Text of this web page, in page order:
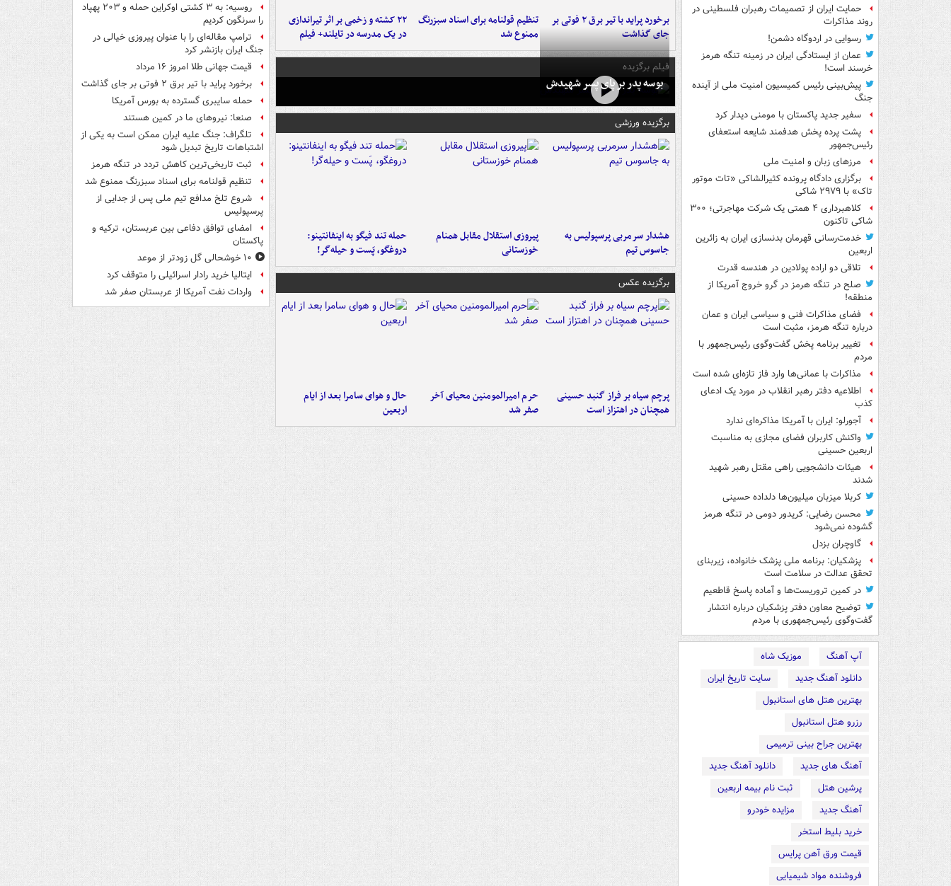
حمایت ایران از تصمیمات رهبران فلسطینی در
روند مذاکرات
رسوایی در اردوگاه دشمن!
عمان از ایستادگی ایران در زمینه تنگه هرمز
خرسند است!
پیش‌بینی رئیس کمیسیون امنیت ملی از آینده
جنگ
سفیر جدید پاکستان با مومنی دیدار کرد
پشت پرده پخش هدفمند شایعه استعفای
رئیس‌جمهور
مرزهای زبان و امنیت ملی
برگزاری دادگاه پرونده کثیرالشاکی «تات موتور
تاک» با ۲۹۷۹ شاکی
کلاهبرداری ۴ همتی یک شرکت مهاجرتی؛ ۳۰۰
شاکی تاکنون
خدمت‌رسانی قهرمان بدنسازی ایران به زائرین
اربعین
تلاقی دو اراده پولادین در هندسه قدرت
صلح در تنگه هرمز در گرو خروج آمریکا از
منطقه!
فضای مذاکرات فنی و سیاسی ایران و عمان
درباره تنگه هرمز، مثبت است
تغییر برنامه پخش گفت‌وگوی رئیس‌جمهور با
مردم
مذاکرات با عمانی‌ها وارد فاز تازه‌ای شده است
اطلاعیه دفتر رهبر انقلاب در مورد یک ادعای
کذب
آجورلو: ایران با آمریکا مذاکره‌ای ندارد
واکنش کاربران فضای مجازی به مناسبت
اربعین حسینی
هیئات دانشجویی راهی مقتل رهبر شهید
شدند
کربلا میزبان میلیون‌ها دلداده حسینی
محسن رضایی: کریدور دومی در تنگه هرمز
گشوده نمی‌شود
گاوچران بزدل
پزشکیان: برنامه ملی پزشک خانواده، زیربنای
تحقق عدالت در سلامت است
در کمین تروریست‌ها و آماده پاسخ قاطعیم
توضیح معاون دفتر پزشکیان درباره انتشار
گفت‌وگوی رئیس‌جمهوری با مردم
آپ آهنگ
موزیک شاه
دانلود آهنگ جدید
سایت تاریخ ایران
بهترین هتل های استانبول
رزرو هتل استانبول
بهترین جراح بینی ترمیمی
آهنگ های جدید
دانلود آهنگ جدید
پرشین هتل
ثبت نام بیمه اربعین
آهنگ جدید
مزایده خودرو
خرید بلیط استخر
قیمت ورق آهن پرایس
فروشنده مواد شیمیایی
برخورد پراید با تیر برق ۲ فوتی بر
جای گذاشت
تنظیم قولنامه برای اسناد سبزرنگ
ممنوع شد
۲۲ کشته و زخمی بر اثر تیراندازی
در یک مدرسه در تایلند+ فیلم
فیلم برگزیده
بوسه‌ پدر بر پای پسر شهیدش
برگزیده ورزشی
هشدار سرمربی پرسپولیس به
جاسوس تیم
پیروزی استقلال مقابل همنام
خوزستانی
حمله تند فیگو به اینفانتینو:
دروغگو، پَست‌ و حیله‌گر!
برگزیده عکس
پرچم سیاه بر فراز گنبد حسینی
همچنان در اهتزاز است
حرم امیرالمومنین محیای آخر
صفر شد
حال و هوای سامرا بعد از ایام
اربعین
روسیه: به ۳ کشتی اوکراین حمله و ۲۰۳ پهپاد
را سرنگون کردیم
ترامپ مقاله‌ای را با عنوان پیروزی خیالی در
جنگ ایران بازنشر کرد
قیمت جهانی طلا امروز ۱۶ مرداد
برخورد پراید با تیر برق ۲ فوتی بر جای گذاشت
حمله سایبری گسترده به بورس آمریکا
صنعا: نیروهای ما در کمین‌ هستند
تلگراف: جنگ علیه ایران ممکن است به یکی از
اشتباهات تاریخ تبدیل شود
ثبت تاریخی‌ترین کاهش تردد در تنگه هرمز
تنظیم قولنامه برای اسناد سبزرنگ ممنوع شد
شروع تلخ مدافع تیم ملی پس از جدایی از
پرسپولیس
امضای توافق دفاعی بین عربستان، ترکیه و
پاکستان
۱۰ خوشحالی گل زودتر از موعد
ایتالیا خرید رادار اسرائیلی را متوقف کرد
واردات نفت آمریکا از عربستان صفر شد